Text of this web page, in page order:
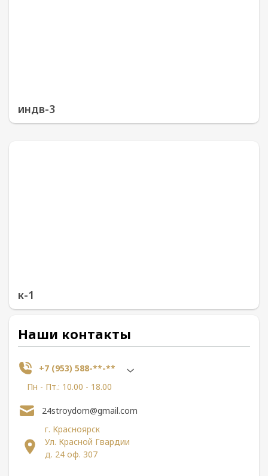
индв-3
к-1
Наши контакты
+7 (953) 588-**-**
Пн - Пт.: 10.00 - 18.00
г. Красноярск
Ул. Красной Гвардии
д. 24 оф. 307
24stroydom@gmail.com